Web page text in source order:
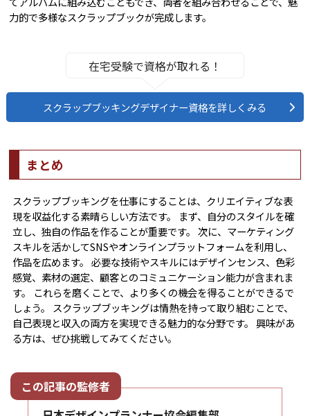
力的で多様なスクラップブックが完成します。
在宅受験で資格が取れる！
スクラップブッキングデザイナー資格を詳しくみる
まとめ
スクラップブッキングを仕事にすることは、クリエイティブな表
現を収益化する素晴らしい方法です。 まず、自分のスタイルを確
立し、独自の作品を作ることが重要です。 次に、マーケティング
スキルを活かしてSNSやオンラインプラットフォームを利用し、
作品を広めます。 必要な技術やスキルにはデザインセンス、色彩
感覚、素材の選定、顧客とのコミュニケーション能力が含まれま
す。 これらを磨くことで、より多くの機会を得ることができるで
しょう。 スクラップブッキングは情熱を持って取り組むことで、
自己表現と収入の両方を実現できる魅力的な分野です。 興味があ
る方は、ぜひ挑戦してみてください。